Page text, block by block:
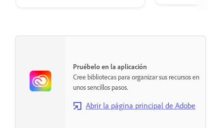
Pruébelo en la aplicación
Cree bibliotecas para organizar sus recursos en
unos sencillos pasos.
Abrir la página principal de Adobe